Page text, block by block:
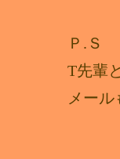
Ｐ.Ｓ
T先輩
メー